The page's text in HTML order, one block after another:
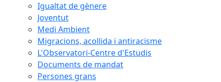
Igualtat de gènere
Joventut
Medi Ambient
Migracions, acollida i antiracisme
L'Observatori-Centre d'Estudis
Documents de mandat
Persones grans